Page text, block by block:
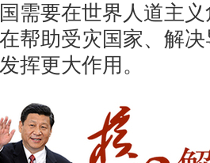
需要在世界人道主
帮助受灾国家、解
挥更大作用。